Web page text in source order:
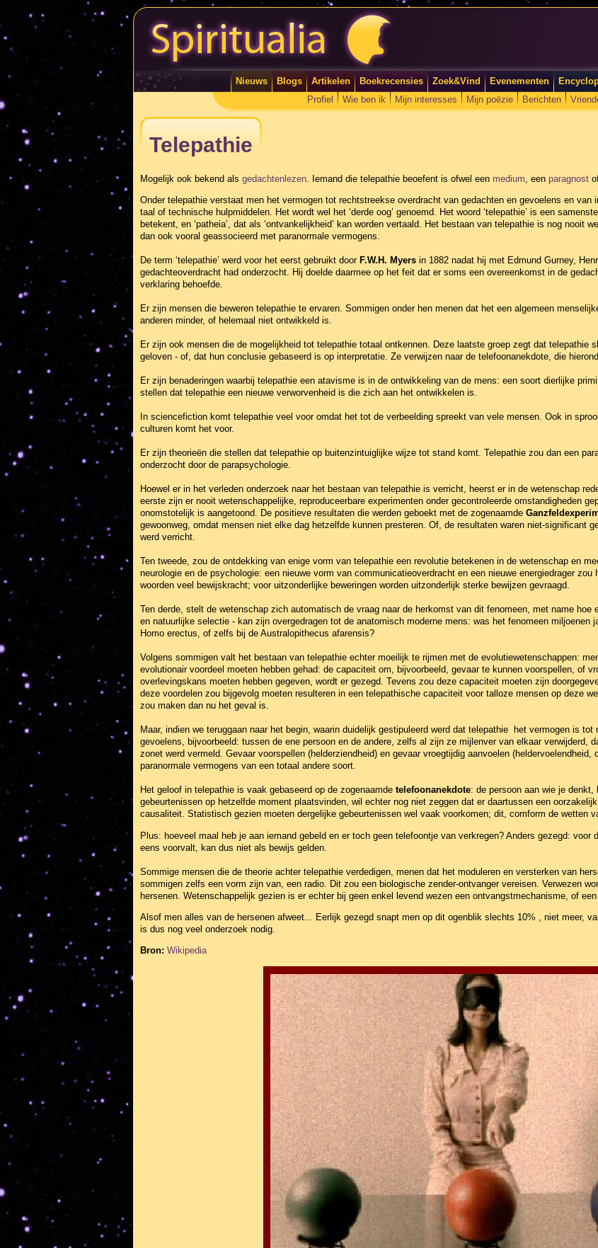
Nieuws Blogs Artikelen Boekrecensies Zoek&Vind Evenementen
Profiel
Wie ben ik Mijn interesses Mijn poëzie Berichten
Telepathie
Mogelijk ook bekend als gedachtenlezen. Iemand die telepathie beoefent is ofwel een medium, een paragnost
Onder telepathie verstaat men het vermogen tot rechtstreekse overdracht van gedachten en gevoelens en
taal of technische hulpmiddelen. Het wordt wel het ‘derde oog’ genoemd. Het woord ‘telepathie’ is een
betekent, en ‘patheia’, dat als ‘ontvankelijkheid’ kan worden vertaald. Het bestaan van telepathie is nog nooit
dan ook vooral geassocieerd met paranormale vermogens.
De term ‘telepathie’ werd voor het eerst gebruikt door F.W.H. Myers in 1882 nadat hij met Edmund Gurney,
gedachteoverdracht had onderzocht. Hij doelde daarmee op het feit dat er soms een overeenkomst in de
verklaring behoefde.
Er zijn mensen die beweren telepathie te ervaren. Sommigen onder hen menen dat het een algemeen
anderen minder, of helemaal niet ontwikkeld is.
Er zijn ook mensen die de mogelijkheid tot telepathie totaal ontkennen. Deze laatste groep zegt dat telepathie
geloven - of, dat hun conclusie gebaseerd is op interpretatie. Ze verwijzen naar de telefoonanekdote, die
Er zijn benaderingen waarbij telepathie een atavisme is in de ontwikkeling van de mens: een soort dierlijke
stellen dat telepathie een nieuwe verworvenheid is die zich aan het ontwikkelen is.
In sciencefiction komt telepathie veel voor omdat het tot de verbeelding spreekt van vele mensen. Ook in
culturen komt het voor.
Er zijn theorieën die stellen dat telepathie op buitenzintuiglijke wijze tot stand komt. Telepathie zou dan een
onderzocht door de parapsychologie.
Hoewel er in het verleden onderzoek naar het bestaan van telepathie is verricht, heerst er in de wetenschap
eerste zijn er nooit wetenschappelijke, reproduceerbare experimenten onder gecontroleerde omstandigheden
onomstotelijk is aangetoond. De positieve resultaten die werden geboekt met de zogenaamde
gewoonweg, omdat mensen niet elke dag hetzelfde kunnen presteren. Of, de resultaten waren niet-significant
werd verricht.
Ten tweede, zou de ontdekking van enige vorm van telepathie een revolutie betekenen in de wetenschap en
neurologie en de psychologie: een nieuwe vorm van communicatieoverdracht en een nieuwe energiedrager
woorden veel bewijskracht; voor uitzonderlijke beweringen worden uitzonderlijk sterke bewijzen gevraagd.
Ten derde, stelt de wetenschap zich automatisch de vraag naar de herkomst van dit fenomeen, met name
en natuurlijke selectie - kan zijn overgedragen tot de anatomisch moderne mens: was het fenomeen miljoenen
Homo erectus, of zelfs bij de Australopithecus afarensis?
Volgens sommigen valt het bestaan van telepathie echter moeilijk te rijmen met de evolutiewetenschappen:
evolutionair voordeel moeten hebben gehad: de capaciteit om, bijvoorbeeld, gevaar te kunnen voorspellen, of
overlevingskans moeten hebben gegeven, wordt er gezegd. Tevens zou deze capaciteit moeten zijn
deze voordelen zou bijgevolg moeten resulteren in een telepathische capaciteit voor talloze mensen op deze
zou maken dan nu het geval is.
Maar, indien we teruggaan naar het begin, waarin duidelijk gestipuleerd werd dat telepathie het vermogen is
gevoelens, bijvoorbeeld: tussen de ene persoon en de andere, zelfs al zijn ze mijlenver van elkaar verwijderd,
zonet werd vermeld. Gevaar voorspellen (helderziendheid) en gevaar vroegtijdig aanvoelen
paranormale vermogens van een totaal andere soort.
Het geloof in telepathie is vaak gebaseerd op de zogenaamde telefoonanekdote: de persoon aan wie je
gebeurtenissen op hetzelfde moment plaatsvinden, wil echter nog niet zeggen dat er daartussen een
causaliteit. Statistisch gezien moeten dergelijke gebeurtenissen wel vaak voorkomen; dit, comform de wetten
Plus: hoeveel maal heb je aan iemand gebeld en er toch geen telefoontje van verkregen? Anders gezegd:
eens voorvalt, kan dus niet als bewijs gelden.
Sommige mensen die de theorie achter telepathie verdedigen, menen dat het moduleren en versterken van
sommigen zelfs een vorm zijn van, een radio. Dit zou een biologische zender-ontvanger vereisen. Verwezen
hersenen. Wetenschappelijk gezien is er echter bij geen enkel levend wezen een ontvangstmechanisme, of
Alsof men alles van de hersenen afweet... Eerlijk gezegd snapt men op dit ogenblik slechts 10% , niet meer,
is dus nog veel onderzoek nodig.
Bron: Wikipedia